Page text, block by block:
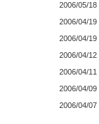
2006/05/18
2006/04/19
2006/04/19
2006/04/12
2006/04/11
2006/04/09
2006/04/07